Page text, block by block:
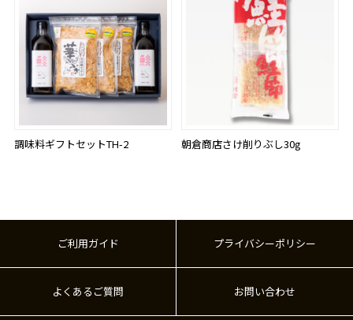
調味料ギフトセットTH-2 朝倉商店さけ削りぶし30g
ご利用ガイド プライバシーポリシー
よくあるご質問 お問い合わせ